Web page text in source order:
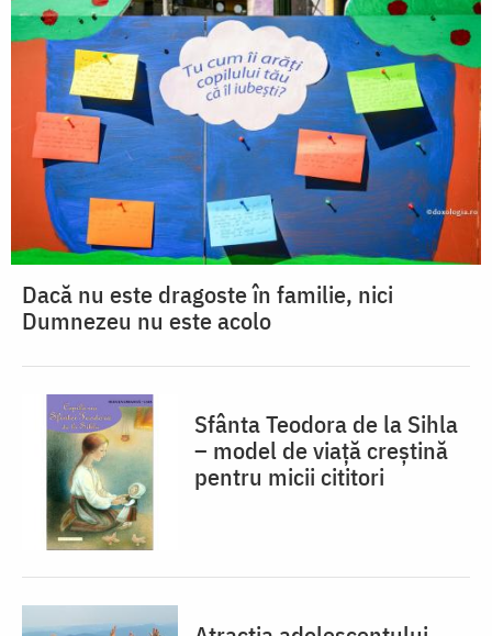
Dacă nu este dragoste în familie, nici
Dumnezeu nu este acolo
Sfânta Teodora de la Sihla
– model de viaţă creştină
pentru micii cititori